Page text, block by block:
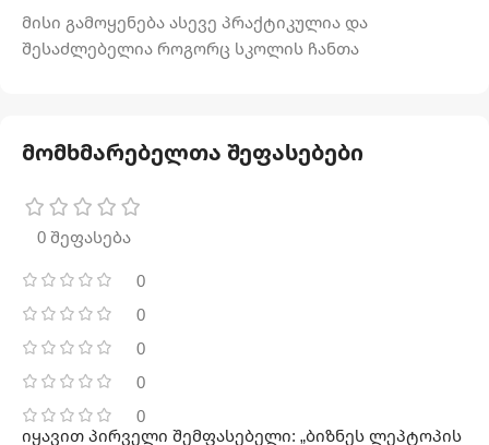
მისი გამოყენება ასევე პრაქტიკულია და
შესაძლებელია როგორც სკოლის ჩანთა
მომხმარებელთა შეფასებები
0 შეფასება
0
0
0
0
0
იყავით პირველი შემფასებელი: „ბიზნეს ლეპტოპის